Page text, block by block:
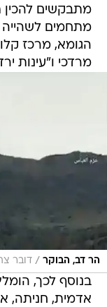
מתבקשים להכין
מתחמים
הגומא, מרכז
מרדכי ו"עינות
הר דב, הבוקר / דובר
בנוסף לכך,
אדמית, חניתה,